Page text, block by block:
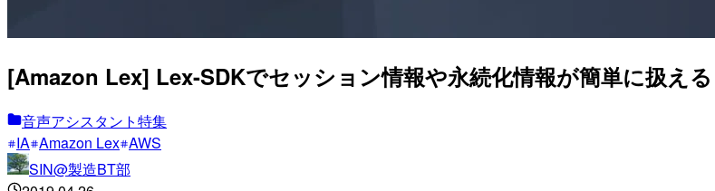
[Amazon Lex] Lex-SDKでセッション情報や永続化情報が簡単に扱え
音声アシスタント特集
IA Amazon Lex AWS
SIN@製造BT部